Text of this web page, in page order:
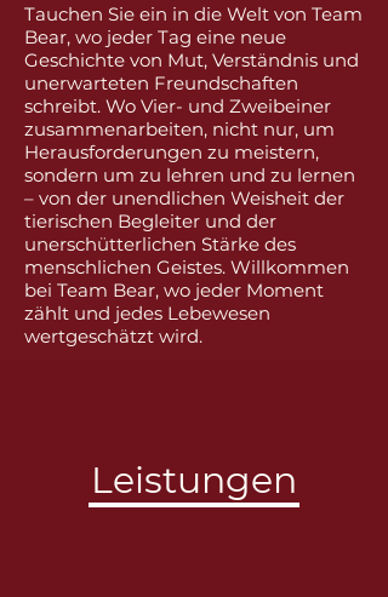
Tauchen Sie ein in die Welt von Team
Bear, wo jeder Tag eine neue
Geschichte von Mut, Verständnis und
unerwarteten Freundschaften
schreibt. Wo Vier- und Zweibeiner
zusammenarbeiten, nicht nur, um
Herausforderungen zu meistern,
sondern um zu lehren und zu lernen
– von der unendlichen Weisheit der
tierischen Begleiter und der
unerschütterlichen Stärke des
menschlichen Geistes. Willkommen
bei Team Bear, wo jeder Moment
zählt und jedes Lebewesen
wertgeschätzt wird.
Leistungen